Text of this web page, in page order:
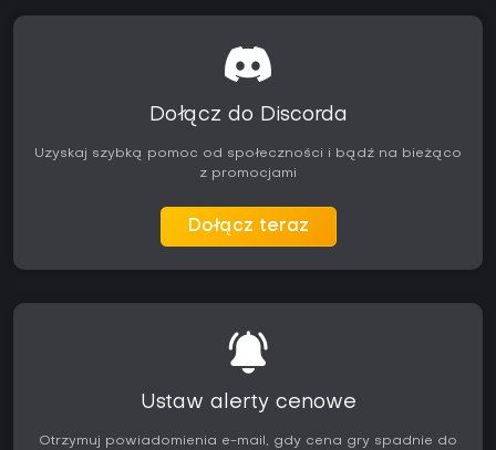
Dołącz do Discorda
Uzyskaj szybką pomoc od społeczności i bądź na bieżąco
z promocjami
Dołącz teraz
Ustaw alerty cenowe
Otrzymuj powiadomienia e-mail, gdy cena gry spadnie do